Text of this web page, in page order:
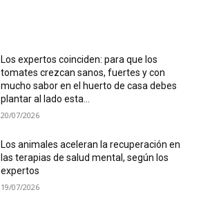
Los expertos coinciden: para que los
tomates crezcan sanos, fuertes y con
mucho sabor en el huerto de casa debes
plantar al lado esta...
20/07/2026
Los animales aceleran la recuperación en
las terapias de salud mental, según los
expertos
19/07/2026